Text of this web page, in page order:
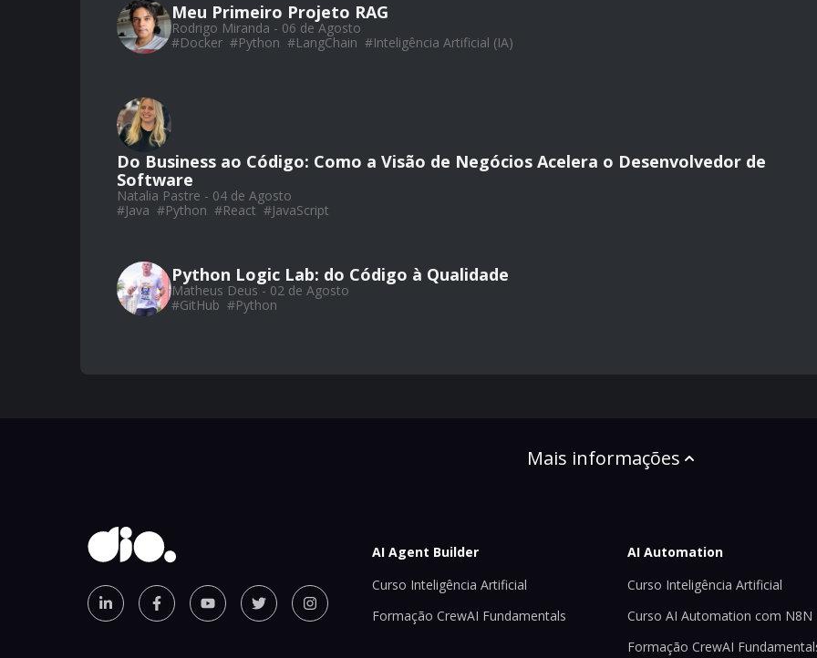
Meu Primeiro Projeto RAG
Rodrigo Miranda - 06 de Agosto
#Docker #Python #LangChain #Inteligência Artificial (IA)
Do Business ao Código: Como a Visão de Negócios Acelera o Desenvolvedor de
Software
Natalia Pastre - 04 de Agosto
#Java #Python #React #JavaScript
Python Logic Lab: do Código à Qualidade
Matheus Deus - 02 de Agosto
#GitHub #Python
Mais informações
AI Agent Builder
Curso Inteligência Artificial
Formação CrewAI Fundamentals
AI Automation
Curso Inteligência Artificial
Curso AI Automation com N8N
Formação CrewAI